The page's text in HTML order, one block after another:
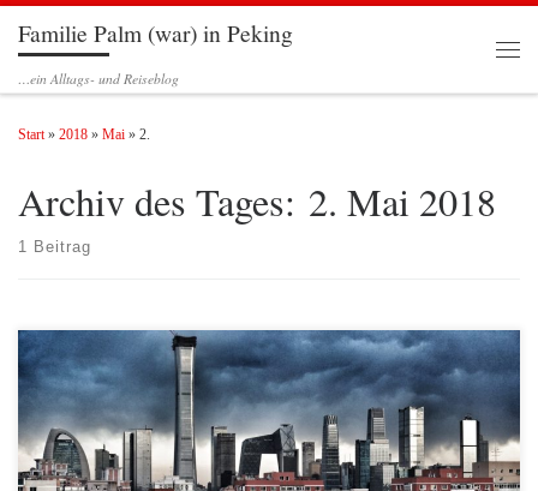
Zum Inhalt springen
Familie Palm (war) in Peking
…ein Alltags- und Reiseblog
Start » 2018 » Mai » 2.
Archiv des Tages: 2. Mai 2018
1 Beitrag